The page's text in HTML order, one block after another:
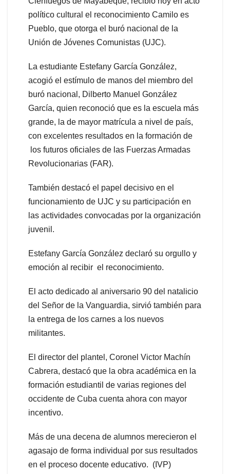
político cultural el reconocimiento Camilo es
Pueblo, que otorga el buró nacional de la
Unión de Jóvenes Comunistas (UJC).
La estudiante Estefany García González,
acogió el estímulo de manos del miembro del
buró nacional, Dilberto Manuel González
García, quien reconoció que es la escuela más
grande, la de mayor matrícula a nivel de país,
con excelentes resultados en la formación de
los futuros oficiales de las Fuerzas Armadas
Revolucionarias (FAR).
También destacó el papel decisivo en el
funcionamiento de UJC y su participación en
las actividades convocadas por la organización
juvenil.
Estefany García González declaró su orgullo y
emoción al recibir el reconocimiento.
El acto dedicado al aniversario 90 del natalicio
del Señor de la Vanguardia, sirvió también para
la entrega de los carnes a los nuevos
militantes.
El director del plantel, Coronel Victor Machín
Cabrera, destacó que la obra académica en la
formación estudiantil de varias regiones del
occidente de Cuba cuenta ahora con mayor
incentivo.
Más de una decena de alumnos merecieron el
agasajo de forma individual por sus resultados
en el proceso docente educativo. (IVP)